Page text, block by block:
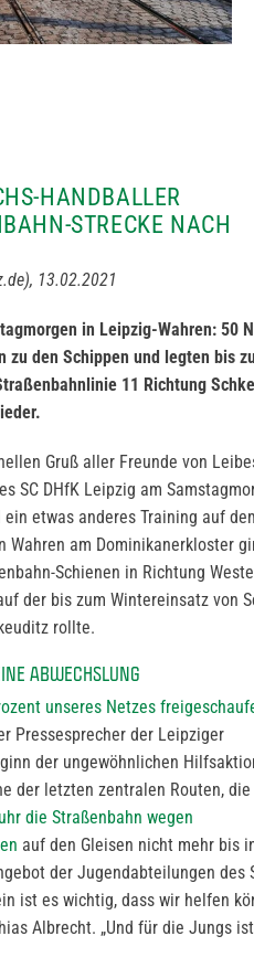
HANDBALLER
STRECKE NACH S
13.02.2021
in Leipzig-Wahren: 50
zu den Schippen und legten bis
11 Richtung
Gruß aller Freunde von
SC DHfK Leipzig am
etwas anderes Training auf
Wahren am Dominikanerkloster
Schienen in Richtung
der bis zum Wintereinsatz von
rollte.
ABWECHSLUNG
unseres Netzes
Pressesprecher der Leipziger
der ungewöhnlichen
der letzten zentralen Routen,
die Straßenbahn wegen
auf den Gleisen nicht mehr bis
der Jugendabteilungen des
ist es wichtig, dass wir helfen
Albrecht. „Und für die Jungs